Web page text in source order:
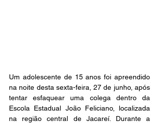
Um adolescente de 15 anos foi apreendido
na noite desta sexta-feira, 27 de junho, após
tentar esfaquear uma colega dentro da
Escola Estadual João Feliciano, localizada
na região central de Jacareí. Durante a